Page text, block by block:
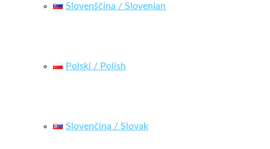
Slovenščina / Slovenian
Polski / Polish
Slovenčina / Slovak